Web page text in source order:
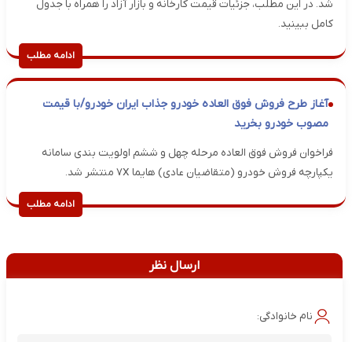
شد. در این مطلب، جزئیات قیمت کارخانه و بازار آزاد را همراه با جدول
کامل ببینید.
ادامه مطلب
آغاز طرح فروش فوق العاده خودرو جذاب ایران خودرو/با قیمت
مصوب خودرو بخرید
فراخوان فروش فوق العاده مرحله چهل و ششم اولویت بندی سامانه
یکپارچه فروش خودرو (متقاضیان عادی) هایما ۷X منتشر شد.
ادامه مطلب
ارسال نظر
نام خانوادگی: